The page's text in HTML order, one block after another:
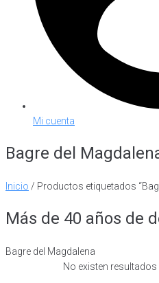
Mi cuenta
Bagre del
Inicio / Productos etiquetados
Más de 40 años de
Bagre del Magdalena
No existen